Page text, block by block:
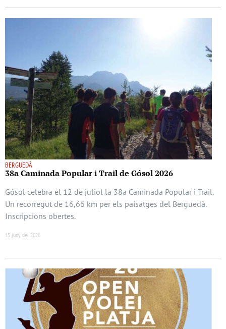
BERGUEDÀ
38a Caminada Popular i Trail de Gósol 2026
Gósol celebra el 12 de juliol la 38a Caminada Popular i Trail.
Un recorregut de 16,66 km per els paisatges del Berguedà.
Inscripcions obertes.
15 juny del 2026